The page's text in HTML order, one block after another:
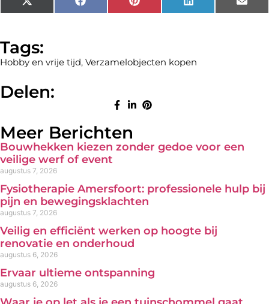
X
(Twitter)
Facebook Pinterest LinkedIn
Tags:
Hobby en vrije tijd, Verzamelobjecten kopen
Delen:
Meer Berichten
Bouwhekken kiezen zonder gedoe voor een
veilige werf of event
augustus 7, 2026
Fysiotherapie Amersfoort: professionele hulp bij
pijn en bewegingsklachten
augustus 7, 2026
Veilig en efficiënt werken op hoogte bij
renovatie en onderhoud
augustus 6, 2026
Ervaar ultieme ontspanning
augustus 6, 2026